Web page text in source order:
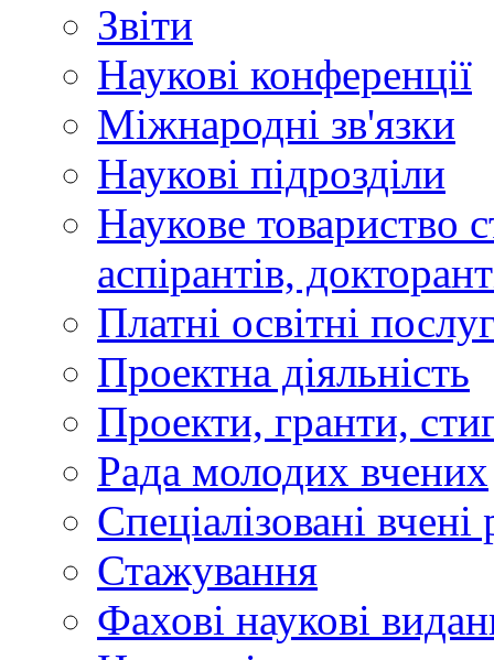
Звіти
Наукові конференції
Міжнародні зв'язки
Наукові підрозділи
Наукове товариство
аспірантів,
Платні освітні
Проектна діяльність
Проекти, гранти,
Рада молодих вчених
Спеціалізовані вчені
Стажування
Фахові наукові